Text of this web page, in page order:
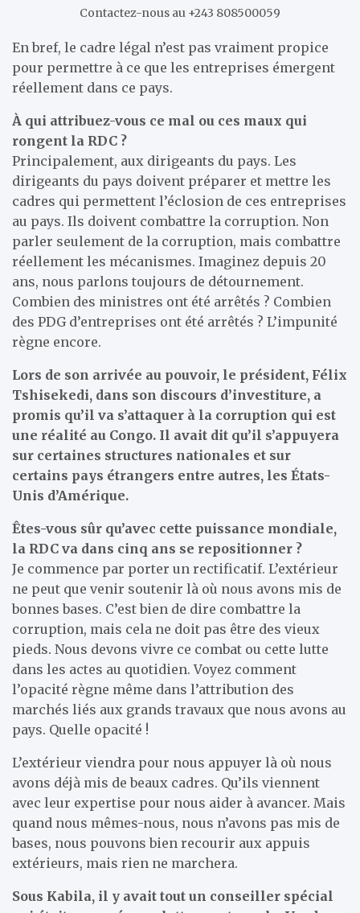
Contactez-nous au +243 808500059
En bref, le cadre légal n’est pas vraiment propice
pour permettre à ce que les entreprises émergent
réellement dans ce pays.
À qui attribuez-vous ce mal ou ces maux qui
rongent la RDC ?
Principalement, aux dirigeants du pays. Les
dirigeants du pays doivent préparer et mettre les
cadres qui permettent l’éclosion de ces entreprises
au pays. Ils doivent combattre la corruption. Non
parler seulement de la corruption, mais combattre
réellement les mécanismes. Imaginez depuis 20
ans, nous parlons toujours de détournement.
Combien des ministres ont été arrêtés ? Combien
des PDG d’entreprises ont été arrêtés ? L’impunité
règne encore.
Lors de son arrivée au pouvoir, le président, Félix
Tshisekedi, dans son discours d’investiture, a
promis qu’il va s’attaquer à la corruption qui est
une réalité au Congo. Il avait dit qu’il s’appuyera
sur certaines structures nationales et sur
certains pays étrangers entre autres, les États-
Unis d’Amérique.
Êtes-vous sûr qu’avec cette puissance mondiale,
la RDC va dans cinq ans se repositionner ?
Je commence par porter un rectificatif. L’extérieur
ne peut que venir soutenir là où nous avons mis de
bonnes bases. C’est bien de dire combattre la
corruption, mais cela ne doit pas être des vieux
pieds. Nous devons vivre ce combat ou cette lutte
dans les actes au quotidien. Voyez comment
l’opacité règne même dans l’attribution des
marchés liés aux grands travaux que nous avons au
pays. Quelle opacité !
L’extérieur viendra pour nous appuyer là où nous
avons déjà mis de beaux cadres. Qu’ils viennent
avec leur expertise pour nous aider à avancer. Mais
quand nous mêmes-nous, nous n’avons pas mis de
bases, nous pouvons bien recourir aux appuis
extérieurs, mais rien ne marchera.
Sous Kabila, il y avait tout un conseiller spécial